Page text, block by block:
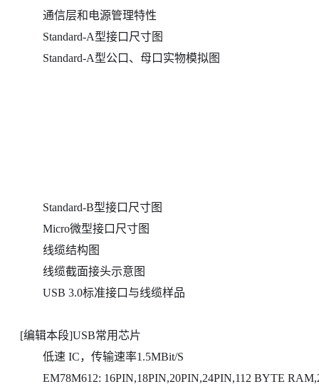
通信层和电源管理特性
Standard-A型接口尺寸图
Standard-A型公口、母口实物模拟图
Standard-B型接口尺寸图
Micro微型接口尺寸图
线缆结构图
线缆截面接头示意图
USB 3.0标准接口与线缆样品
[编辑本段]USB常用芯片
低速 IC，传输速率1.5MBit/S
EM78M612: 16PIN,18PIN,20PIN,24PIN,112 BYTE